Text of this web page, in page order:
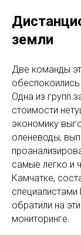
земли
Две команды
Одна из групп
стоимости
экономику
оленеводы,
самые легко и
Камчатке,
обратили на
мониторинге.